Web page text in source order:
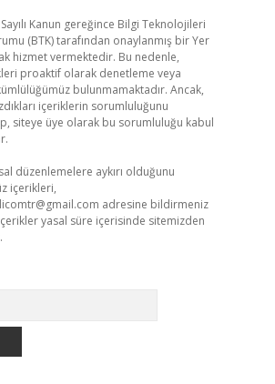
Kanun gereğince Bilgi Teknolojileri
(BTK) tarafından onaylanmış bir Yer
hizmet vermektedir. Bu nedenle,
proaktif olarak denetleme veya
bulunmamaktadır. Ancak,
içeriklerin sorumluluğunu
siteye üye olarak bu sorumluluğu kabul
düzenlemelere aykırı olduğunu
içerikleri,
adresine bildirmeniz
yasal süre içerisinde sitemizden